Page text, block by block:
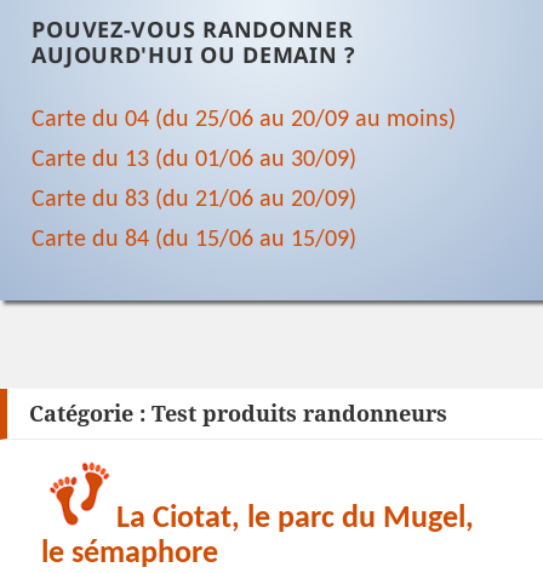
POUVEZ-VOUS RANDONNER
AUJOURD'HUI OU DEMAIN ?
Carte du 04 (du 25/06 au 20/09 au moins)
Carte du 13 (du 01/06 au 30/09)
Carte du 83 (du 21/06 au 20/09)
Carte du 84 (du 15/06 au 15/09)
Catégorie : Test produits randonneurs
La Ciotat, le parc du Mugel,
le sémaphore